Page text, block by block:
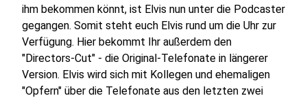
ihm bekommen könnt, ist Elvis nun unter die Podcaster
gegangen. Somit steht euch Elvis rund um die Uhr zur
Verfügung. Hier bekommt Ihr außerdem den
"Directors-Cut" - die Original-Telefonate in längerer
Version. Elvis wird sich mit Kollegen und ehemaligen
"Opfern" über die Telefonate aus den letzten zwei